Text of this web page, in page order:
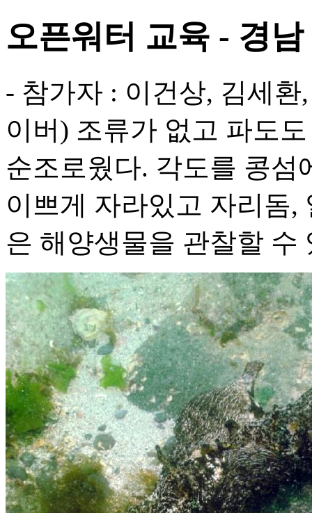
오픈워터 교육 - 경
- 참가자 : 이건상, 김세
이버) 조류가 없고 파도
순조로웠다. 각도를 콩섬
이쁘게 자라있고 자리돔,
은 해양생물을 관찰할 수